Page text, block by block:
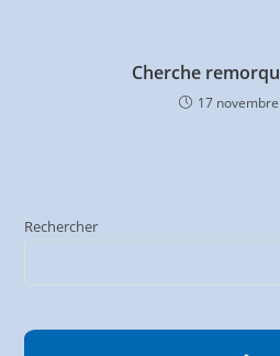
Cherche
17
Rechercher